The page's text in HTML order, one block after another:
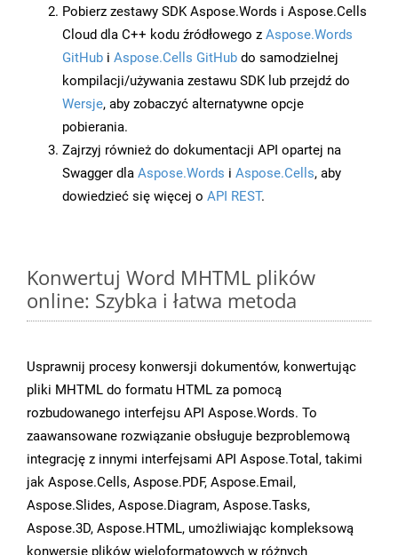
Pobierz zestawy SDK Aspose.Words i Aspose.Cells
Cloud dla C++ kodu źródłowego z Aspose.Words
GitHub i Aspose.Cells GitHub do samodzielnej
kompilacji/używania zestawu SDK lub przejdź do
Wersje, aby zobaczyć alternatywne opcje
pobierania.
Zajrzyj również do dokumentacji API opartej na
Swagger dla Aspose.Words i Aspose.Cells, aby
dowiedzieć się więcej o API REST.
Konwertuj Word MHTML plików
online: Szybka i łatwa metoda
Usprawnij procesy konwersji dokumentów, konwertując
pliki MHTML do formatu HTML za pomocą
rozbudowanego interfejsu API Aspose.Words. To
zaawansowane rozwiązanie obsługuje bezproblemową
integrację z innymi interfejsami API Aspose.Total, takimi
jak Aspose.Cells, Aspose.PDF, Aspose.Email,
Aspose.Slides, Aspose.Diagram, Aspose.Tasks,
Aspose.3D, Aspose.HTML, umożliwiając kompleksową
konwersję plików wieloformatowych w różnych